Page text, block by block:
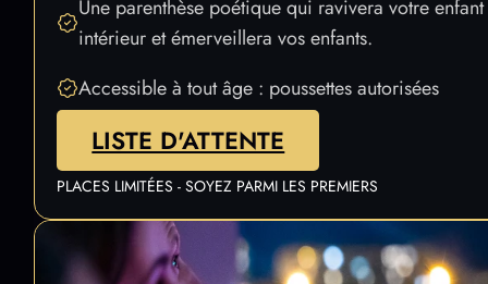
synchronisée et narration.
intérieur et émerveillera vos enfants.
Accessible à tout âge : poussettes autorisées
LISTE D'ATTENTE
PLACES LIMITÉES - SOYEZ PARMI LES PREMIERS